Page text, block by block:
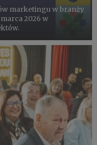
marketingu w branży
2026 w